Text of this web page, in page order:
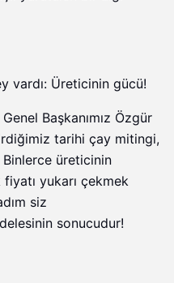
vardı: Üreticinin gücü!
Başkanımız Özgür
tarihi çay mitingi,
Binlerce üreticinin
yukarı çekmek
siz
sonucudur!